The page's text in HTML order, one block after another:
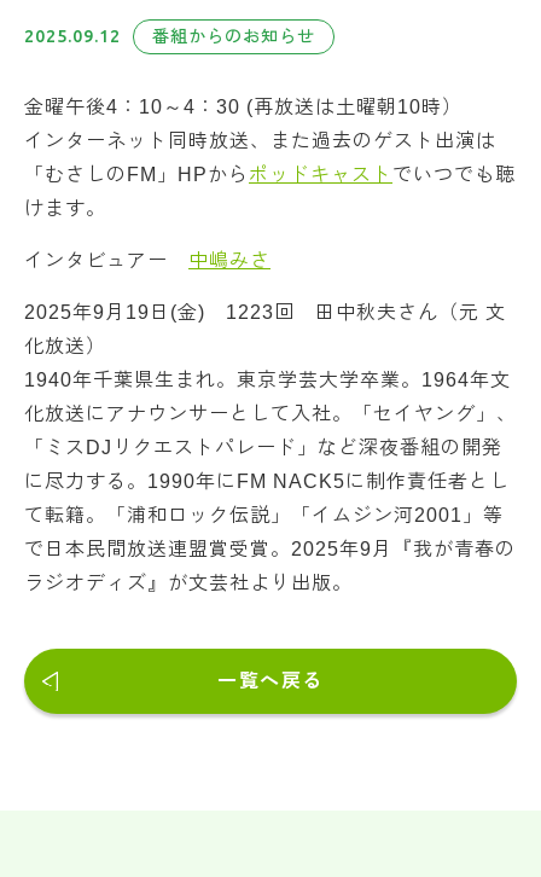
2025.09.12 番組からのお知らせ
金曜午後4：10～4：30 (再放送は土曜朝10時）
インターネット同時放送、また過去のゲスト出演は
「むさしのFM」HPから ポッドキャスト でいつでも聴
けます。
インタビュアー 中嶋みさ
2025年9月19日(金) 1223回 田中秋夫さん（元 文
化放送）
1940年千葉県生まれ。東京学芸大学卒業。1964年文
化放送にアナウンサーとして入社。「セイヤング」、
「ミスDJリクエストパレード」など深夜番組の開発
に尽力する。1990年にFM NACK5に制作責任者とし
て転籍。「浦和ロック伝説」「イムジン河2001」等
で日本民間放送連盟賞受賞。2025年9月『我が青春の
ラジオディズ』が文芸社より出版。
一覧へ戻る